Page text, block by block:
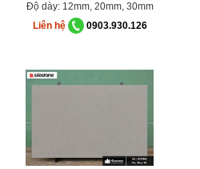
Độ dày: 12mm, 20mm, 30mm
Liên hệ
0903.930.126